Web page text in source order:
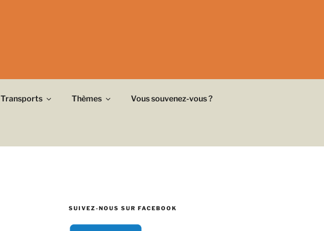
Transports Thèmes Vous souvenez-vous ?
SUIVEZ-NOUS SUR FACEBOOK